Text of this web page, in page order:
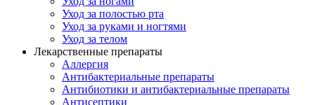
Уход за полостью рта
Уход за руками и ногтями
Уход за телом
Лекарственные препараты
Аллергия
Антибактериальные препараты
Антибиотики и антибактериальные препараты
Антисептики